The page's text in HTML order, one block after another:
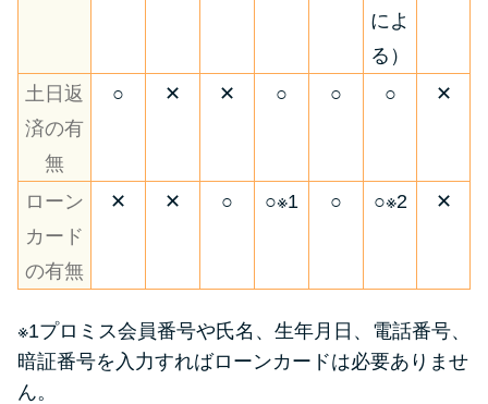
によ
る）
土日返
済の有
無
○ ✕ ✕ ○ ○ ○ ✕
ローン
カード
の有無
✕ ✕ ○ ○※1 ○ ○※2 ✕
※1プロミス会員番号や氏名、生年月日、電話番号、
暗証番号を入力すればローンカードは必要ありませ
ん。